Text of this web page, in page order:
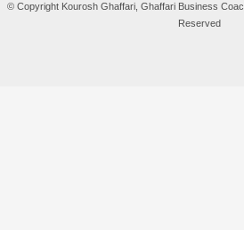
© Copyright Kourosh Ghaffari, Ghaffari Business
Reserved